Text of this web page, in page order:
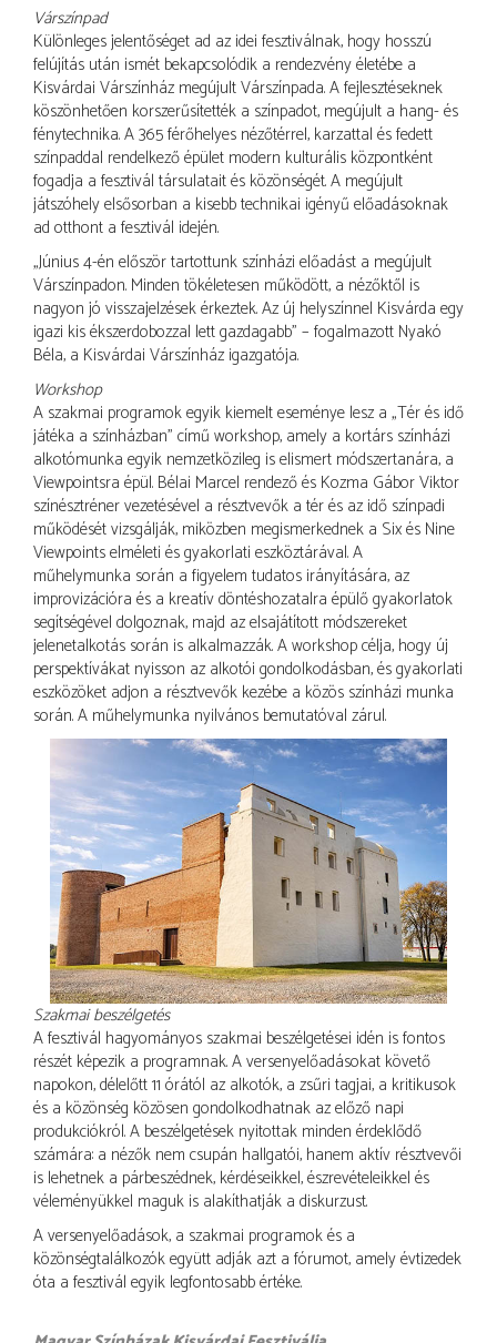
Várszínpad
Különleges jelentőséget ad az idei fesztiválnak, hogy hosszú
felújítás után ismét bekapcsolódik a rendezvény életébe a
Kisvárdai Várszínház megújult Várszínpada. A fejlesztéseknek
köszönhetően korszerűsítették a színpadot, megújult a hang- és
fénytechnika. A 365 férőhelyes nézőtérrel, karzattal és fedett
színpaddal rendelkező épület modern kulturális központként
fogadja a fesztivál társulatait és közönségét. A megújult
játszóhely elsősorban a kisebb technikai igényű előadásoknak
ad otthont a fesztivál idején.
„Június 4-én először tartottunk színházi előadást a megújult
Várszínpadon. Minden tökéletesen működött, a nézőktől is
nagyon jó visszajelzések érkeztek. Az új helyszínnel Kisvárda egy
igazi kis ékszerdobozzal lett gazdagabb” – fogalmazott Nyakó
Béla, a Kisvárdai Várszínház igazgatója.
Workshop
A szakmai programok egyik kiemelt eseménye lesz a „Tér és idő
játéka a színházban” című workshop, amely a kortárs színházi
alkotómunka egyik nemzetközileg is elismert módszertanára, a
Viewpointsra épül. Bélai Marcel rendező és Kozma Gábor Viktor
színésztréner vezetésével a résztvevők a tér és az idő színpadi
működését vizsgálják, miközben megismerkednek a Six és Nine
Viewpoints elméleti és gyakorlati eszköztárával. A
műhelymunka során a figyelem tudatos irányítására, az
improvizációra és a kreatív döntéshozatalra épülő gyakorlatok
segítségével dolgoznak, majd az elsajátított módszereket
jelenetalkotás során is alkalmazzák. A workshop célja, hogy új
perspektívákat nyisson az alkotói gondolkodásban, és gyakorlati
eszközöket adjon a résztvevők kezébe a közös színházi munka
során. A műhelymunka nyilvános bemutatóval zárul.
Szakmai beszélgetés
A fesztivál hagyományos szakmai beszélgetései idén is fontos
részét képezik a programnak. A versenyelőadásokat követő
napokon, délelőtt 11 órától az alkotók, a zsűri tagjai, a kritikusok
és a közönség közösen gondolkodhatnak az előző napi
produkciókról. A beszélgetések nyitottak minden érdeklődő
számára: a nézők nem csupán hallgatói, hanem aktív résztvevői
is lehetnek a párbeszédnek, kérdéseikkel, észrevételeikkel és
véleményükkel maguk is alakíthatják a diskurzust.
A versenyelőadások, a szakmai programok és a
közönségtalálkozók együtt adják azt a fórumot, amely évtizedek
óta a fesztivál egyik legfontosabb értéke.